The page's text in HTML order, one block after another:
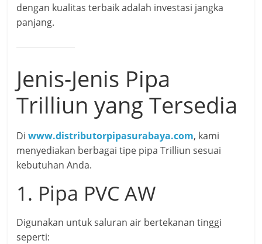
dengan kualitas terbaik adalah investasi jangka
panjang.
Jenis-Jenis Pipa
Trilliun yang Tersedia
Diwww.distributorpipasurabaya.com, kami
menyediakan berbagai tipe pipa Trilliun sesuai
kebutuhan Anda.
1. Pipa PVC AW
Digunakan untuk saluran air bertekanan tinggi
seperti: